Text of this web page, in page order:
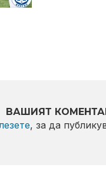
ВАШИЯТ
, за да